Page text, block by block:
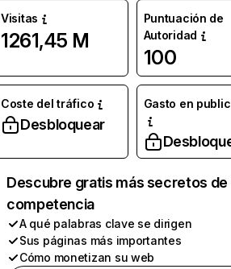
Visitas
1261,45 M
Puntuación de
Autoridad
100
Coste del tráfico
Desbloquear
Gasto en
Descubre gratis más secretos de
competencia
A qué palabras clave se dirigen
Sus páginas más importantes
Cómo monetizan su web